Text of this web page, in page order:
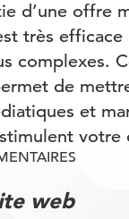
d’une offre
très
complexes.
de
et
votre
web